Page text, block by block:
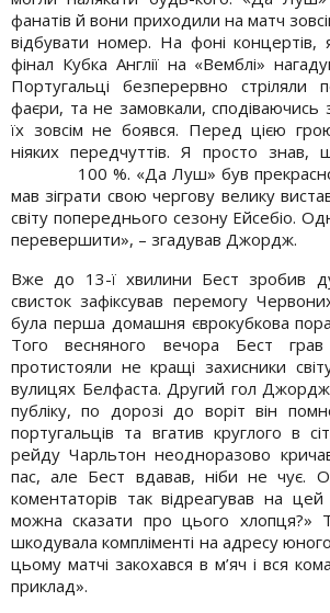
фанатів й вони приходили на матч
відбувати номер. На фоні концертів,
фінал Кубка Англії на «Вемблі»
Португальці безперервно стріляли
фаєри, та не замовкали, сподіваючись
їх зовсім не боявся. Перед цією
ніяких передчуттів. Я просто знав,
100 %. «Да Луш» був
мав зіграти свою чергову велику
світу попереднього сезону Ейсебіо.
перевершити», – згадував Джордж.
Вже до 13-ї хвилини Бест зробив
свисток зафіксував перемогу
була перша домашня єврокубкова
Того весняного вечора Бест
протистояли не кращі захисники
вулицях Белфаста. Другий гол
публіку, по дорозі до воріт він
португальців та вгатив круглого в
рейду Чарльтон неодноразово
пас, але Бест вдавав, ніби не чує.
коментаторів так відреагував на
можна сказати про цього
шкодувала компліменті на адресу
цьому матчі закохався в м’яч і вся
приклад».